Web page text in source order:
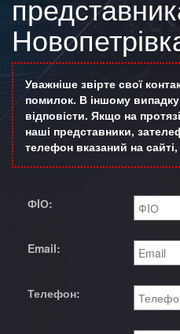
Уважніше звірте свої
помилок. В іншому
відповісти. Якщо на
наші представники,
телефон вказаний на
ФIО:
Email:
Телефон: